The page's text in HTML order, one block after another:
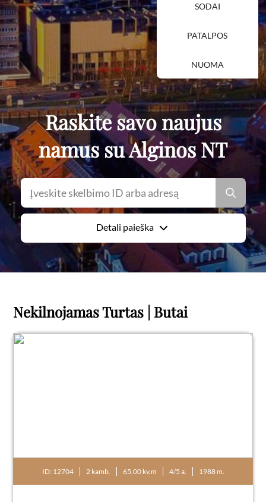
SODAI
PATALPOS
NUOMA
Raskite savo naujus
namus su Alginos NT
Detali paieška
Nekilnojamas Turtas | Butai
ID: 12704 2 kamb. 65.00 kv.m 4/5 a. 1988 m.